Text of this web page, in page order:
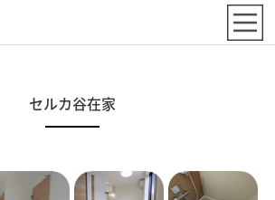
セルカ谷在家